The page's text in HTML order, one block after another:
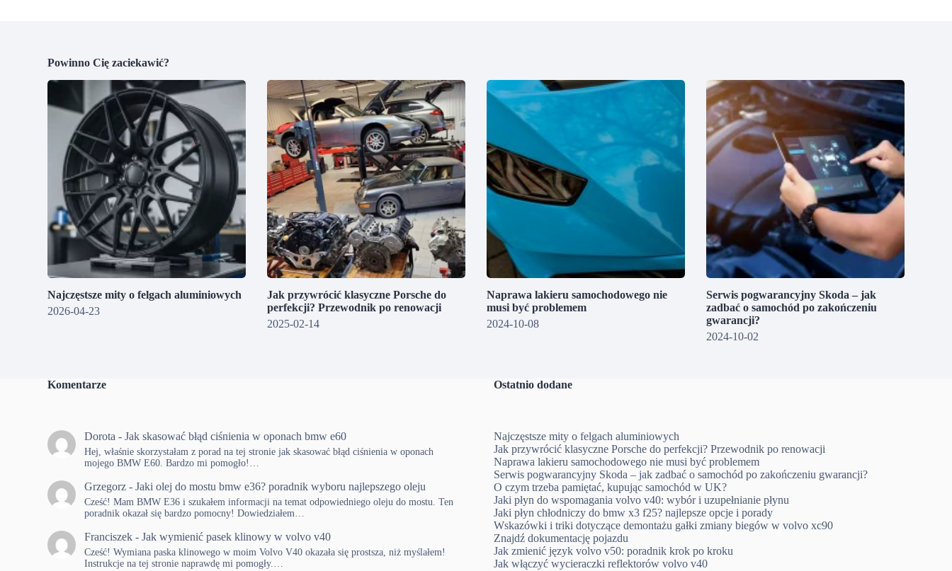
Powinno Cię zaciekawić?
Najczęstsze mity o felgach aluminiowych
2026-04-23
Jak przywrócić klasyczne Porsche do
perfekcji? Przewodnik po renowacji
2025-02-14
Naprawa lakieru samochodowego nie
musi być problemem
2024-10-08
Serwis pogwarancyjny Skoda – jak
zadbać o samochód po zakończeniu
gwarancji?
2024-10-02
Komentarze
Dorota -Jak skasować błąd ciśnienia w oponach bmw e60
Hej, właśnie skorzystałam z porad na tej stronie jak skasować błąd ciśnienia w oponach
mojego BMW E60. Bardzo mi pomogło!…
Grzegorz -Jaki olej do mostu bmw e36? poradnik wyboru najlepszego oleju
Cześć! Mam BMW E36 i szukałem informacji na temat odpowiedniego oleju do mostu. Ten
poradnik okazał się bardzo pomocny! Dowiedziałem…
Franciszek -Jak wymienić pasek klinowy w volvo v40
Cześć! Wymiana paska klinowego w moim Volvo V40 okazała się prostsza, niż myślałem!
Instrukcje na tej stronie naprawdę mi pomogły.…
Ostatnio dodane
Najczęstsze mity o felgach aluminiowych
Jak przywrócić klasyczne Porsche do perfekcji? Przewodnik po renowacji
Naprawa lakieru samochodowego nie musi być problemem
Serwis pogwarancyjny Skoda – jak zadbać o samochód po zakończeniu gwarancji?
O czym trzeba pamiętać, kupując samochód w UK?
Jaki płyn do wspomagania volvo v40: wybór i uzupełnianie płynu
Jaki płyn chłodniczy do bmw x3 f25? najlepsze opcje i porady
Wskazówki i triki dotyczące demontażu gałki zmiany biegów w volvo xc90
Znajdź dokumentację pojazdu
Jak zmienić język volvo v50: poradnik krok po kroku
Jak włączyć wycieraczki reflektorów volvo v40